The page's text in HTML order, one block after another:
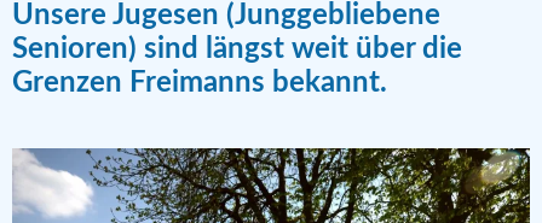
Unsere Jugesen (Junggebliebene
Senioren) sind längst weit über die
Grenzen Freimanns bekannt.